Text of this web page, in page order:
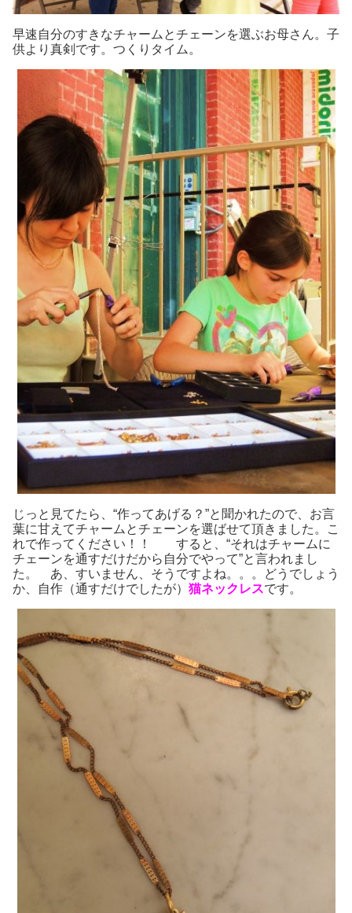
早速自分のすきなチャームとチェーンを選ぶお母さん。子
供より真剣です。つくりタイム。
じっと見てたら、“作ってあげる？”と聞かれたので、お言
葉に甘えてチャームとチェーンを選ばせて頂きました。こ
れで作ってください！！ すると、“それはチャームに
チェーンを通すだけだから自分でやって”と言われまし
た。 あ、すいません、そうですよね。。。どうでしょう
か、自作（通すだけでしたが） 猫ネックレスです。